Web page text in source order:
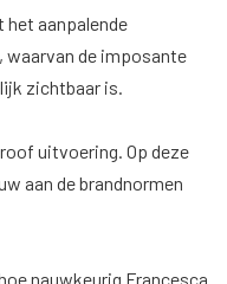
het aanpalende
waarvan de imposante
zichtbaar is.
uitvoering. Op deze
aan de brandnormen
nauwkeurig Francesca